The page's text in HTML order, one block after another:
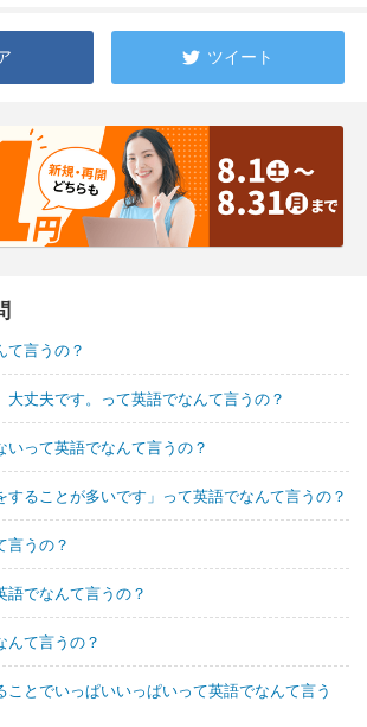
ツイート
て言うの？
大丈夫です。って英語でなんて言うの？
って英語でなんて言うの？
することが多いです」って英語でなんて言うの？
言うの？
語でなんて言うの？
んて言うの？
ことでいっぱいいっぱいって英語でなんて言う